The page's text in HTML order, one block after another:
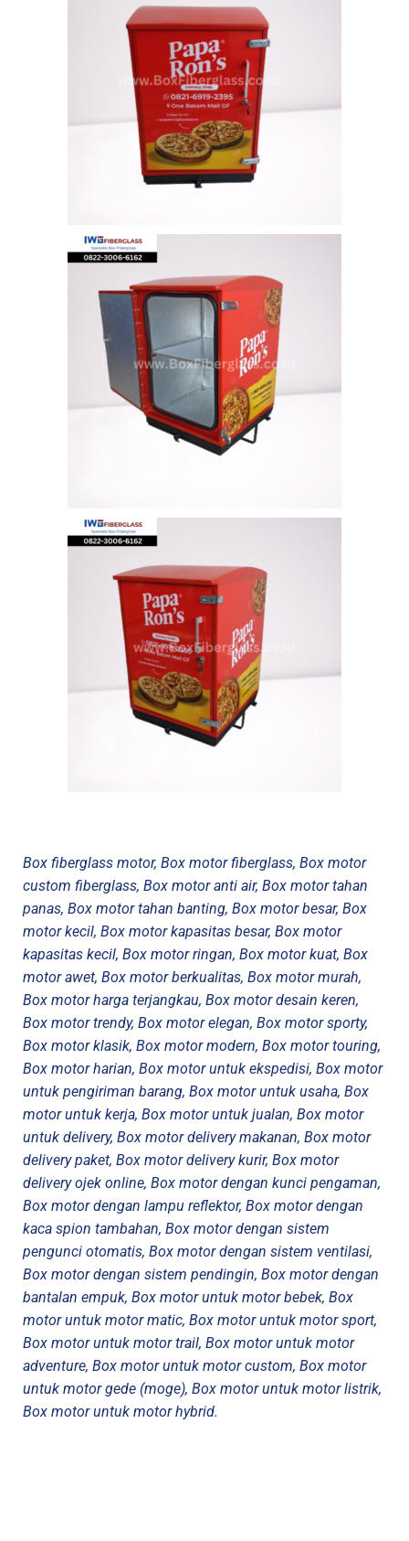
Box fiberglass motor, Box motor fiberglass, Box motor
custom fiberglass, Box motor anti air, Box motor tahan
panas, Box motor tahan banting, Box motor besar, Box
motor kecil, Box motor kapasitas besar, Box motor
kapasitas kecil, Box motor ringan, Box motor kuat, Box
motor awet, Box motor berkualitas, Box motor murah,
Box motor harga terjangkau, Box motor desain keren,
Box motor trendy, Box motor elegan, Box motor sporty,
Box motor klasik, Box motor modern, Box motor touring,
Box motor harian, Box motor untuk ekspedisi, Box motor
untuk pengiriman barang, Box motor untuk usaha, Box
motor untuk kerja, Box motor untuk jualan, Box motor
untuk delivery, Box motor delivery makanan, Box motor
delivery paket, Box motor delivery kurir, Box motor
delivery ojek online, Box motor dengan kunci pengaman,
Box motor dengan lampu reflektor, Box motor dengan
kaca spion tambahan, Box motor dengan sistem
pengunci otomatis, Box motor dengan sistem ventilasi,
Box motor dengan sistem pendingin, Box motor dengan
bantalan empuk, Box motor untuk motor bebek, Box
motor untuk motor matic, Box motor untuk motor sport,
Box motor untuk motor trail, Box motor untuk motor
adventure, Box motor untuk motor custom, Box motor
untuk motor gede (moge), Box motor untuk motor listrik,
Box motor untuk motor hybrid.